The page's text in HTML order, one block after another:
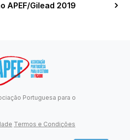
APEF/Gilead 2019
Portuguesa para o
Termos e Condições